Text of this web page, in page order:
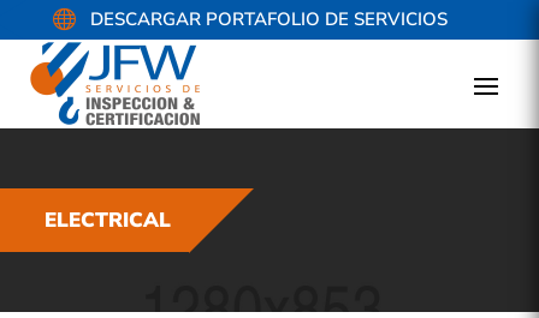
 DESCARGAR PORTAFOLIO DE SERVICIOS
ELECTRICAL